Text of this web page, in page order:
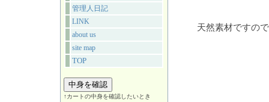
管理人日記
LINK
about us
site map
TOP
↑カートの中身を確認したいとき
天然素材ですの